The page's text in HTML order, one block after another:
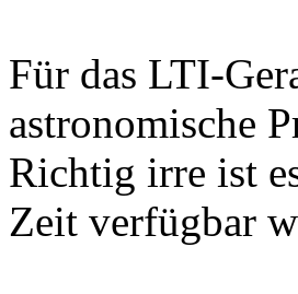
Für das LTI-
astronomische
Richtig irre ist
Zeit verfügbar